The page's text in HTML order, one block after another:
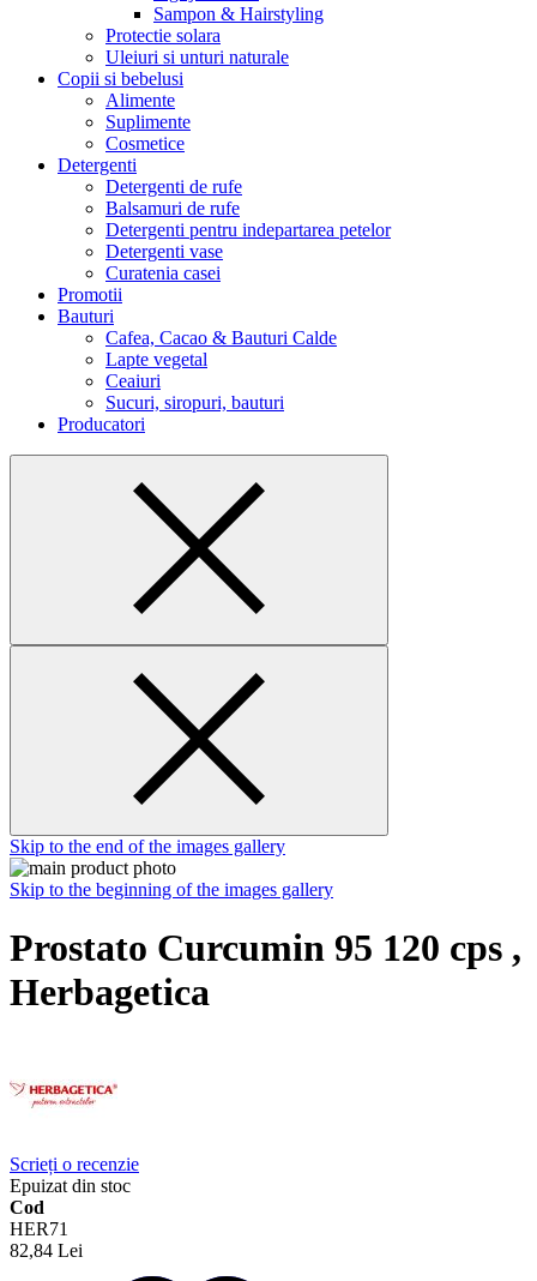
Sampon & Hairstyling
Protectie solara
Uleiuri si unturi naturale
Copii si bebelusi
Alimente
Suplimente
Cosmetice
Detergenti
Detergenti de rufe
Balsamuri de rufe
Detergenti pentru indepartarea petelor
Detergenti vase
Curatenia casei
Promotii
Bauturi
Cafea, Cacao & Bauturi Calde
Lapte vegetal
Ceaiuri
Sucuri, siropuri, bauturi
Producatori
Skip to the end of the images gallery
Skip to the beginning of the images gallery
Prostato Curcumin 95 120 cps ,
Herbagetica
Scrieți o recenzie
Epuizat din stoc
Cod
HER71
82,84 Lei